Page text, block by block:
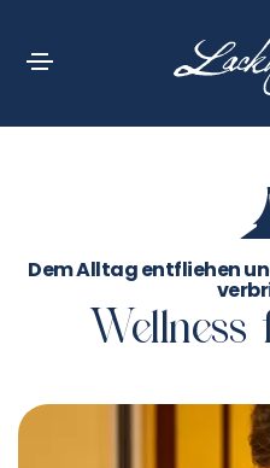
Wellness
Dem Alltag entfliehen